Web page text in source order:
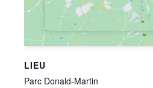
LIEU
Parc Donald-Martin